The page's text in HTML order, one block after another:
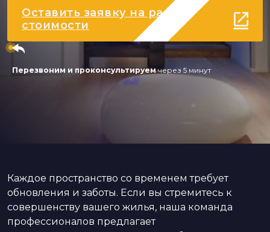
Оставить заявку на расчет
стоимости
Перезвоним и проконсультируемчерез 5 минут
Каждое пространство со временем требует
обновления и заботы. Если вы стремитесь к
совершенству вашего жилья, наша команда
профессионалов предлагает